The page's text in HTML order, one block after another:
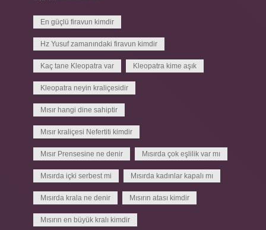
En güçlü firavun kimdir
Hz Yusuf zamanındaki firavun kimdir
Kaç tane Kleopatra var Kleopatra kime aşık
Kleopatra neyin kraliçesidir
Mısır hangi dine sahiptir
Mısır kraliçesi Nefertiti kimdir
Mısır Prensesine ne denir Mısırda çok eşlilik var mı
Mısırda içki serbest mi Mısırda kadınlar kapalı mı
Mısırda krala ne denir Mısırın atası kimdir
Mısırın en büyük kralı kimdir